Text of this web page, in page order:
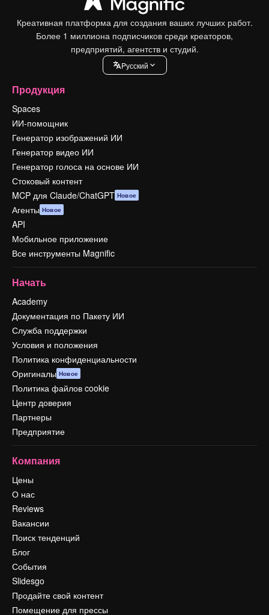
Креативная платформа для создания ваших лучших работ.
Более 1 миллиона подписчиков среди креаторов,
предприятий, агентств и студий.
Pусский
Продукция
Spaces
ИИ-помощник
Генератор изображений ИИ
Генератор видео ИИ
Генератор голоса на основе ИИ
Стоковый контент
MCP для Claude/ChatGPT Новое
Агенты Новое
API
Мобильное приложение
Все инструменты Magnific
Начать
Academy
Документация по Пакету ИИ
Служба поддержки
Условия и положения
Политика конфиденциальности
Оригиналы Новое
Политика файлов cookie
Центр доверия
Партнеры
Предприятие
Компания
Цены
О нас
Reviews
Вакансии
Поиск тенденций
Блог
События
Slidesgo
Продайте свой контент
Помещение для прессы